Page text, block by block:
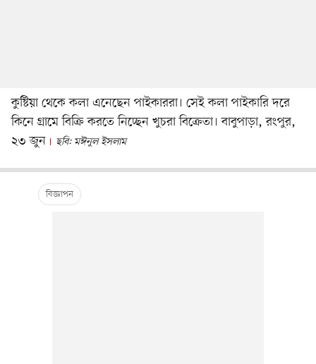
কুষ্টিয়া থেকে কলা এনেছেন পাইকাররা। সেই কলা পাইকারি দরে
কিনে গ্রামে বিক্রি করতে নিচ্ছেন খুচরা বিক্রেতা। বাবুপাড়া, রংপুর,
২৩ জুন
ছবি: মঈনুল ইসলাম